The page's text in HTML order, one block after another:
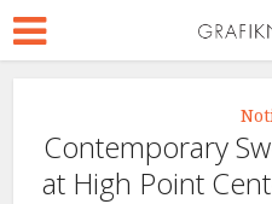
Contemporary
at High Point